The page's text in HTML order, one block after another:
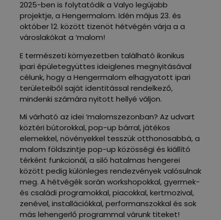
2025-ben is folytatódik a Valyo legújabb
projektje, a Hengermalom. Idén május 23. és
október 12. között tizenöt hétvégén várja a a
városlakókat a ‘malom!
E természeti környezetben található ikonikus
ipari épületegyüttes ideiglenes megnyitásával
célunk, hogy a Hengermalom elhagyatott ipari
területeiből saját identitással rendelkező,
mindenki számára nyitott hellyé váljon.
Mi várható az idei ‘malomszezonban? Az udvart
köztéri bútorokkal, pop-up bárral, játékos
elemekkel, növényekkel tesszük otthonosabbá, a
malom földszintje pop-up közösségi és kiállító
térként funkcionál, a siló hatalmas hengerei
között pedig különleges rendezvények valósulnak
meg. A hétvégék során workshopokkal, gyermek-
és családi programokkal, piacokkal, kertmozival,
zenével, installációkkal, performanszokkal és sok
más lehengerlő programmal várunk titeket!